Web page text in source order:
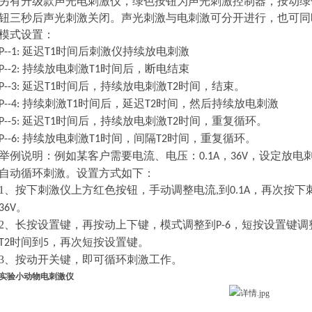
三秒后声光刺激关闭。声光刺激与电刺激可分开进行，也可
式设置：
1: 延迟 T1时间后刺激仪持续放电刺激
2: 持续放电刺激 T1时间后 ， 断电结束
3: 延迟 T1时间 后，持续放电刺激 T2时间， 结束。
4: 持续刺激 T1时间后 ， 延迟 T2时间，然后持续放电刺激
5: 延迟 T1时间后 ， 持续放电刺激 T2时间 ，重复循环。
6: 持续放电刺激 T1时间 ， 间隔 T2时间 ，重复循环。
例说明：例如某客户需要电流、电压： 0.1A ， 36V ，设定放电
动循环刺激。设置方式如下：
、 按下刺激仪上方红色按钮，手动调整电流,到 0.1A ，再次按
。
、 长按设置键，再按动上下键，模式调整到 P-6 ，短按设置键调
时间到 5 ，再次短按设置键。
、 按动开关键，即可循环刺激工作。
验小动物电刺激仪